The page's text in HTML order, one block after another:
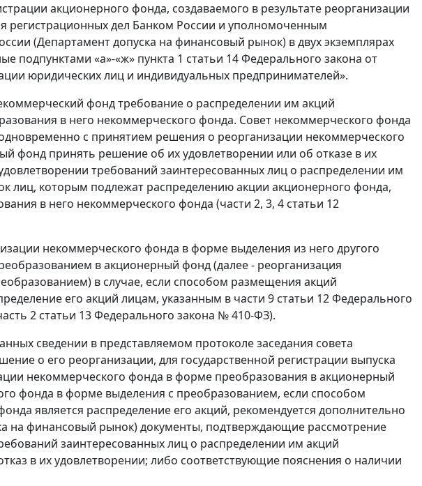
акционерного фонда, создаваемого в результате реорганизации
регистрационных дел Банком России и уполномоченным
(Департамент допуска на финансовый рынок) в двух экземплярах
подпунктами «а»-«ж» пункта 1 статьи 14 Федерального закона от
юридических лиц и индивидуальных предпринимателей».
фонд требование о распределении им акций
в него некоммерческого фонда. Совет некоммерческого фонда
с принятием решения о реорганизации некоммерческого
фонд принять решение об их удовлетворении или об отказе в их
требований заинтересованных лиц о распределении им
лиц, которым подлежат распределению акции акционерного фонда,
в него некоммерческого фонда (части 2, 3, 4 статьи 12
некоммерческого фонда в форме выделения из него другого
в акционерный фонд (далее - реорганизация
в случае, если способом размещения акций
его акций лицам, указанным в части 9 статьи 12 Федерального
2 статьи 13 Федерального закона № 410-ФЗ).
сведении в представляемом протоколе заседания совета
о его реорганизации, для государственной регистрации выпуска
некоммерческого фонда в форме преобразования в акционерный
фонда в форме выделения с преобразованием, если способом
является распределение его акций, рекомендуется дополнительно
на финансовый рынок) документы, подтверждающие рассмотрение
заинтересованных лиц о распределении им акций
в их удовлетворении; либо соответствующие пояснения о наличии